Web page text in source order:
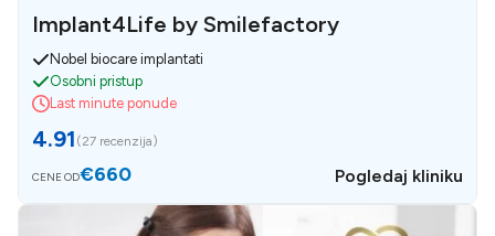
Implant4Life by Smilefactory
Nobel biocare implantati
Osobni pristup
Last minute ponude
4.91 (27 recenzija)
CENE OD€660 Pogledaj kliniku